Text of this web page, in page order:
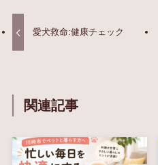
愛犬救命:健康チェック
関連記事